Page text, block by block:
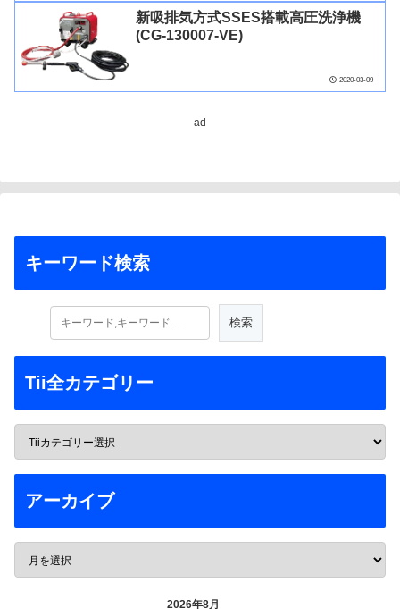
新吸排気方式SSES搭載高圧洗浄機
(CG-130007-VE)
2020-03-09
ad
キーワード検索
Tii全カテゴリー
アーカイブ
2026年8月